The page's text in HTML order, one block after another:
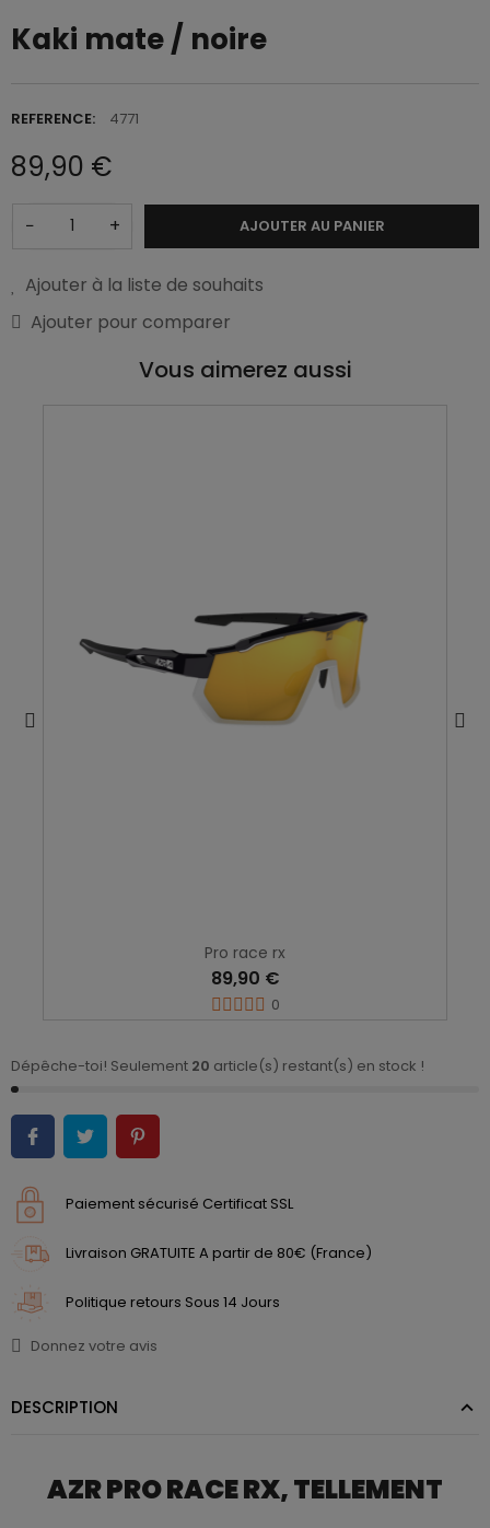
Kaki mate / noire
REFERENCE: 4771
89,90 €
− + AJOUTER AU PANIER
Ajouter à la liste de souhaits
Ajouter pour comparer
Vous aimerez aussi
Pro race rx
89,90 €
0
Dépêche-toi! Seulement 20 article(s) restant(s) en stock !
Paiement sécurisé Certificat SSL
Livraison GRATUITE A partir de 80€ (France)
Politique retours Sous 14 Jours
Donnez votre avis
DESCRIPTION
AZR PRO RACE RX, TELLEMENT